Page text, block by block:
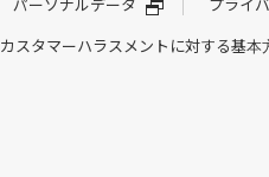
パーソナルデータ プライ
カスタマーハラスメントに対する基本